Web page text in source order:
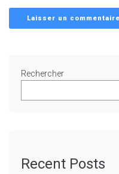
Rechercher
Recent Posts